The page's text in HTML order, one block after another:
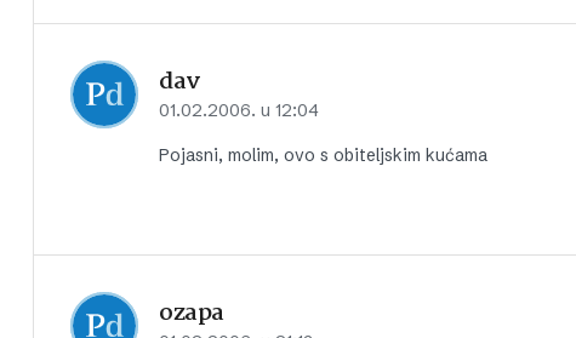
dav
01.02.2006. u 12:04
Pojasni, molim, ovo s obiteljskim kućama
ozapa